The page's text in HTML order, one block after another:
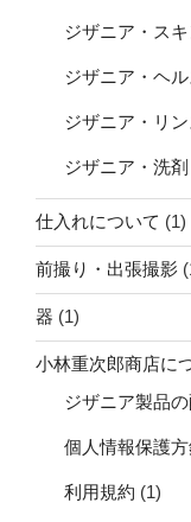
ジザニア・ス
ジザニア・ヘ
ジザニア・リン
ジザニア・洗剤
仕入れについて (1)
前撮り・出張撮影
器 (1)
小林重次郎商店に
ジザニア製品
個人情報保護
利用規約 (1)